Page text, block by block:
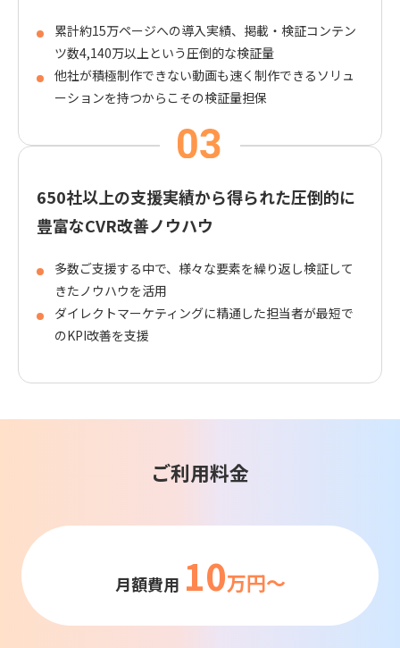
累計約15万ページへの導入実績、掲載・検証コンテン
ツ数4,140万以上という圧倒的な検証量
他社が積極制作できない動画も速く制作できるソリュ
ーションを持つからこその検証量担保
650社以上の支援実績から得られた圧倒的に
豊富なCVR改善ノウハウ
多数ご支援する中で、様々な要素を繰り返し検証して
きたノウハウを活用
ダイレクトマーケティングに精通した担当者が最短で
のKPI改善を支援
ご利用料金
月額費用 10万円〜